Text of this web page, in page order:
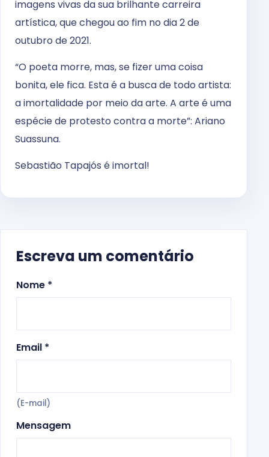
imagens vivas da sua brilhante carreira
artística, que chegou ao fim no dia 2 de
outubro de 2021.
“O poeta morre, mas, se fizer uma coisa
bonita, ele fica. Esta é a busca de todo artista:
a imortalidade por meio da arte. A arte é uma
espécie de protesto contra a morte”: Ariano
Suassuna.
Sebastião Tapajós é imortal!
Escreva um comentário
Nome *
Email *
(E-mail)
Mensagem